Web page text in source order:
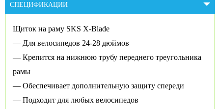
СПЕЦИФИКАЦИИ
Щиток на раму SKS X-Blade
— Для велосипедов 24-28 дюймов
— Крепится на нижнюю трубу переднего треугольника
рамы
— Обеспечивает дополнительную защиту спереди
— Подходит для любых велосипедов